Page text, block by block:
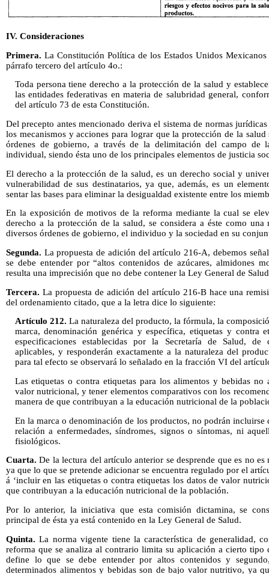
IV. Consideraciones
Primera. La Constitución Política de los Estados Unidos
párrafo tercero del artículo 4o.:
Toda persona tiene derecho a la protección de la salud y
las entidades federativas en materia de salubridad general,
del artículo 73 de esta Constitución.
Del precepto antes mencionado deriva el sistema de normas
los mecanismos y acciones para lograr que la protección de la
órdenes de gobierno, a través de la delimitación del campo de
individual, siendo ésta uno de los principales elementos de justicia
El derecho a la protección de la salud, es un derecho social y
vulnerabilidad de sus destinatarios, ya que, además, es un
sentar las bases para eliminar la desigualdad existente entre los
En la exposición de motivos de la reforma mediante la cual se
derecho a la protección de la salud, se considera a éste como una
diversos órdenes de gobierno, el individuo y la sociedad en su
Segunda. La propuesta de adición del artículo 216-A, debemos
se debe entender por “altos contenidos de azúcares, almidones
resulta una imprecisión que no debe contener la Ley General de
Tercera. La propuesta de adición del artículo 216-B hace una
del ordenamiento citado, que a la letra dice lo siguiente:
Artículo 212. La naturaleza del producto, la fórmula, la
marca, denominación genérica y específica, etiquetas y contra
especificaciones establecidas por la Secretaría de Salud, de
aplicables, y responderán exactamente a la naturaleza del
para tal efecto se observará lo señalado en la fracción VI del
Las etiquetas o contra etiquetas para los alimentos y bebidas
valor nutricional, y tener elementos comparativos con los
manera de que contribuyan a la educación nutricional de la
En la marca o denominación de los productos, no podrán
relación a enfermedades, síndromes, signos o síntomas, ni
fisiológicos.
Cuarta. De la lectura del artículo anterior se desprende que es no
ya que lo que se pretende adicionar se encuentra regulado por el
á ‘incluir en las etiquetas o contra etiquetas los datos de valor
que contribuyan a la educación nutricional de la población.
Por lo anterior, la iniciativa que esta comisión dictamina, se
principal de ésta ya está contenido en la Ley General de Salud.
Quinta. La norma vigente tiene la característica de generalidad,
reforma que se analiza al contrario limita su aplicación a cierto tipo
define lo que se debe entender por altos contenidos y
determinados alimentos y bebidas son de bajo valor nutritivo, ya